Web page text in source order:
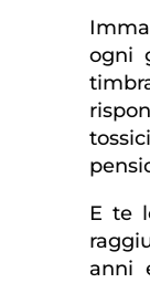
ogni
E te
anni